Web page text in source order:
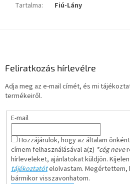
Tartalma: Fiú-Lány
Feliratkozás hírlevélre
Adja meg az e-mail címét, és mi
termékeiről.
E-mail
Hozzájárulok, hogy az általam
címem felhasználásával a(z) *cég neve
hírleveleket, ajánlatokat küldjön.
tájékoztatótelolvastam. Megértettem,
bármikor visszavonhatom.